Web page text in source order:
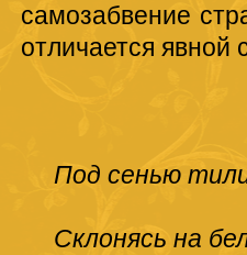
самозабвение
отличается
Под сенью
Склонясь на